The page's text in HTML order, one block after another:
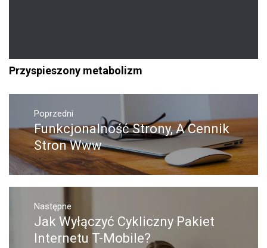
Przyspieszony metabolizm
Nawigacja
wpisu
Poprzedni
Poprzedni
wpis:
Funkcjonalność Strony, A Cennik
Stron Www
Następne
Następny
post:
Jak Wyłączyć Cykliczny Pakiet
Internetu T-Mobile?